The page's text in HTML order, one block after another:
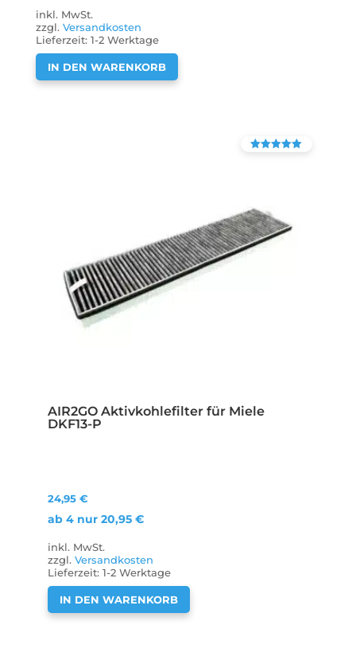
inkl. MwSt.
zzgl.Versandkosten
Lieferzeit:1-2 Werktage
IN DEN WARENKORB
AIR2GO Aktivkohlefilter für Miele
DKF13-P
24,95 €
ab 4 nur 20,95 €
inkl. MwSt.
zzgl. Versandkosten
Lieferzeit: 1-2 Werktage
IN DEN WARENKORB